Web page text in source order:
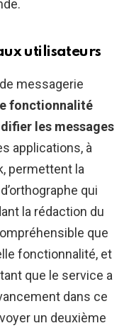
utilisateurs
messagerie
fonctionnalité
les messages
applications, à
permettent la
qui
la rédaction du
que
fonctionnalité, et
que le service a
dans ce
un deuxième